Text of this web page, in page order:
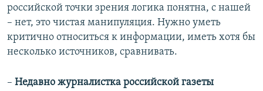
российской точки зрения логика понятна, с нашей
– нет, это чистая манипуляция. Нужно уметь
критично относиться к информации, иметь хотя бы
несколько источников, сравнивать.
– Недавно журналистка российской газеты